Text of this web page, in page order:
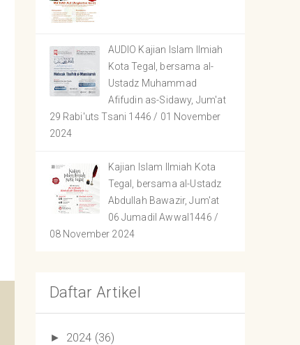
AUDIO Kajian Islam Ilmiah
Kota Tegal, bersama al-
Ustadz Muhammad
Afifudin as-Sidawy, Jum'at
29 Rabi'uts Tsani 1446 / 01 November
2024
Kajian Islam Ilmiah Kota
Tegal, bersama al-Ustadz
Abdullah Bawazir, Jum'at
06 Jumadil Awwal1446 /
08 November 2024
Daftar Artikel
► 2024 (36)